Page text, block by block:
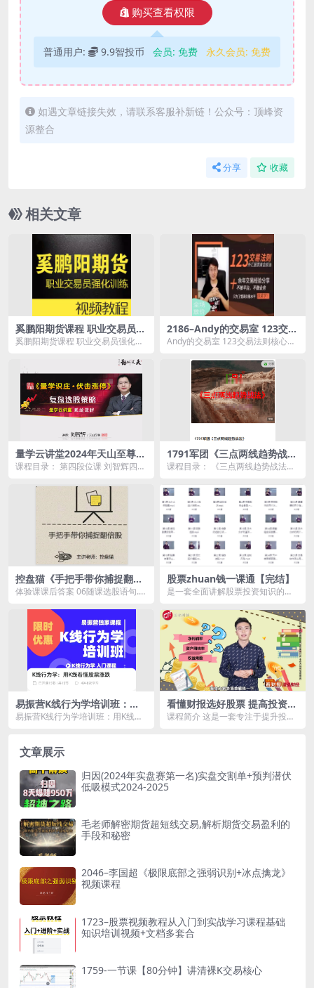
购买查看权限
普通用户: 9.9智投币 会员: 免费 永久会员: 免费
如遇文章链接失效，请联系客服补新链！公众号：顶峰资
源整合
分享 收藏
相关文章
奚鹏阳期货课程 职业交易员强
化训练营 买卖核心技术视频全
奚鹏阳期货课程 职业交易员强化训
2186–Andy的交易室 123交易
法则核心内部课 外汇期货培训
视频课程
Andy的交易室 123交易法则核心内
介： &n...
量学云讲堂2024年天山至尊刘
智辉第58期视频课程+第四段
课程目录： 第四段位课 刘智辉四段
段第二课：...
1791军团《三点两线趋势战
法》
课程目录： 《三点两线趋势战法》
3 ...
控盘猫《手把手带你捕捉翻倍
股》
体验课课后答案 06随课选股语句.tx
股票zhuan钱一课通【完结】
是一套全面讲解股票投资知识的完
选股技巧、交易策略、...
易振营K线行为学培训班：用K
线看懂股票涨跌
易振营K线行为学培训班：用K线看
看懂财报选好股票 提高投资胜
率
课程简介 这是一套专注于提升投资
文章展示
归因(2024年实盘赛第一名)实盘交割单+预判潜伏
低吸模式2024-2025
毛老师解密期货超短线交易,解析期货交易盈利的
手段和秘密
2046–李国超《极限底部之强弱识别+冰点擒龙》
视频课程
1723–股票视频教程从入门到实战学习课程基础
知识培训视频+文档多套合
1759-一节课【80分钟】讲清裸K交易核心